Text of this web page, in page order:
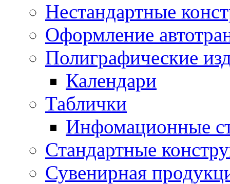
Нестандартные
Оформление
Полиграфические
Календари
Таблички
Инфомационные
Стандартные
Сувенирная